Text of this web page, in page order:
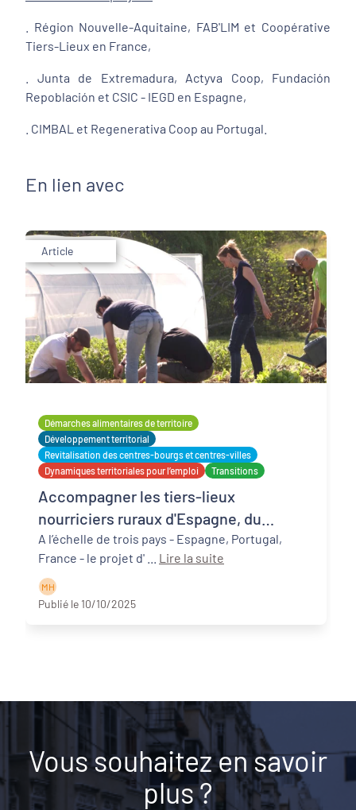
. Région Nouvelle-Aquitaine, FAB'LIM et Coopérative
Tiers-Lieux en France,
. Junta de Extremadura, Actyva Coop, Fundación
Repoblación et CSIC - IEGD en Espagne,
. CIMBAL et Regenerativa Coop au Portugal.
En lien avec
Article
Démarches alimentaires de territoire
Développement territorial
Revitalisation des centres-bourgs et centres-villes
Dynamiques territoriales pour l’emploi
Transitions
Accompagner les tiers-lieux
nourriciers ruraux d'Espagne, du
Portugal et de la France - Projet SUDOE
ATLAS
A l’échelle de trois pays - Espagne, Portugal,
Lire la suite
M H
Publié le 10/10/2025
Vous souhaitez en savoir
plus ?